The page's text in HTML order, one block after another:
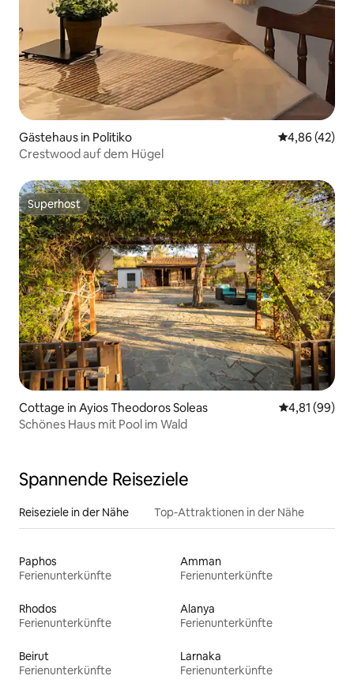
Gästehaus in Politiko
4,86 (42)
Crestwood auf dem Hügel
Superhost
Superhost
Cottage in Ayios Theodoros Soleas
4,81 (99)
Schönes Haus mit Pool im Wald
Spannende Reiseziele
Reiseziele in der Nähe Top-Attraktionen in der Nähe
Paphos
Ferienunterkünfte
Amman
Ferienunterkünfte
Rhodos
Ferienunterkünfte
Alanya
Ferienunterkünfte
Beirut
Ferienunterkünfte
Larnaka
Ferienunterkünfte